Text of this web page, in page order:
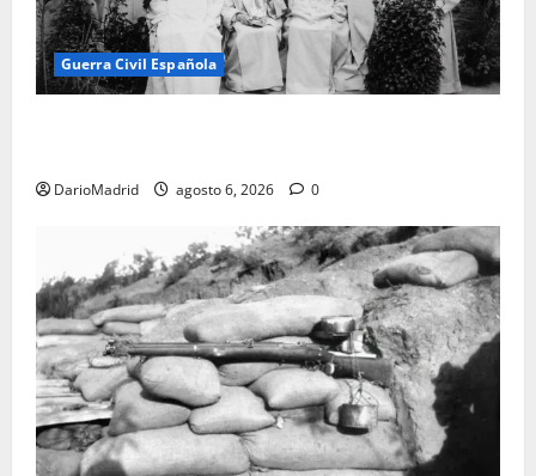
Guerra Civil Española
DarioMadrid agosto 6, 2026 0